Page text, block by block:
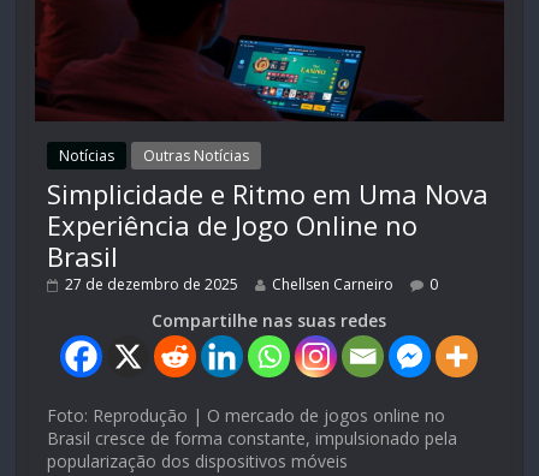
Notícias Outras Notícias
Simplicidade e Ritmo em Uma Nova
Experiência de Jogo Online no
Brasil
27 de dezembro de 2025 Chellsen Carneiro 0
Compartilhe nas suas redes
Foto: Reprodução | O mercado de jogos online no
Brasil cresce de forma constante, impulsionado pela
popularização dos dispositivos móveis